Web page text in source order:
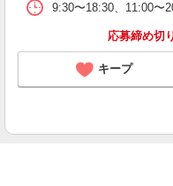
9:30〜18:30、11:00
応募締め切
キープ